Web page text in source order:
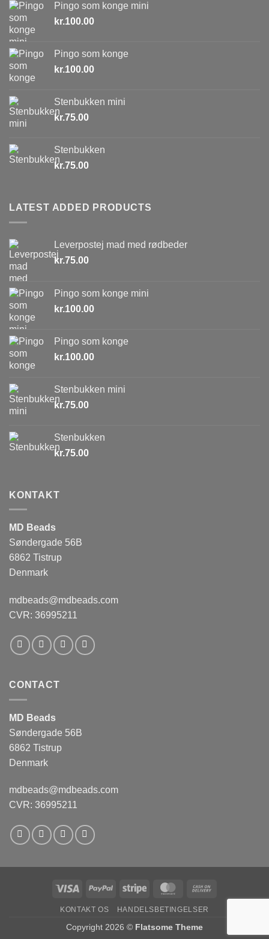
Pingo som konge mini
kr.100.00
Pingo som konge
kr.100.00
Stenbukken mini
kr.75.00
Stenbukken
kr.75.00
LATEST ADDED PRODUCTS
Leverpostej mad med rødbeder
kr.75.00
Pingo som konge mini
kr.100.00
Pingo som konge
kr.100.00
Stenbukken mini
kr.75.00
Stenbukken
kr.75.00
KONTAKT
MD Beads
Søndergade 56B
6862 Tistrup
Denmark
mdbeads@mdbeads.com
CVR: 36995211
CONTACT
MD Beads
Søndergade 56B
6862 Tistrup
Denmark
mdbeads@mdbeads.com
CVR: 36995211
Visa PayPal Stripe MasterCard
KONTAKT OS HANDELSBETINGELSER
Copyright 2026 © Flatsome Theme